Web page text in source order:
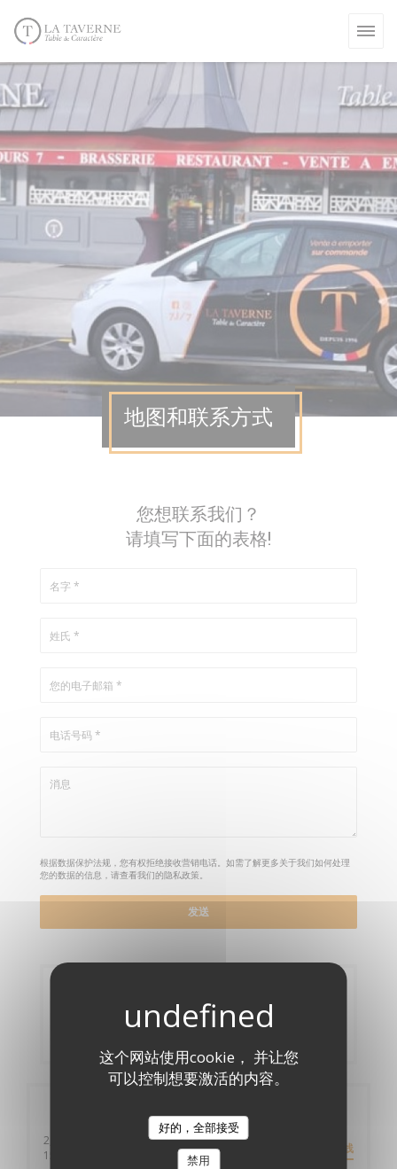
这个网站使用cookie， 并让您
可以控制想要激活的内容。
好的，全部接受
禁用
地图和联系方式
您想联系我们？
请填写下面的表格!
根据数据保护法规，您有权拒绝接收营销电话。如需了解更多关于我们如何处理
您的数据的信息，请查看我们的隐私政策。
预订餐位
2, place Pierre Sémard
15000 Aurillac
((在新窗口中打开)) 路线